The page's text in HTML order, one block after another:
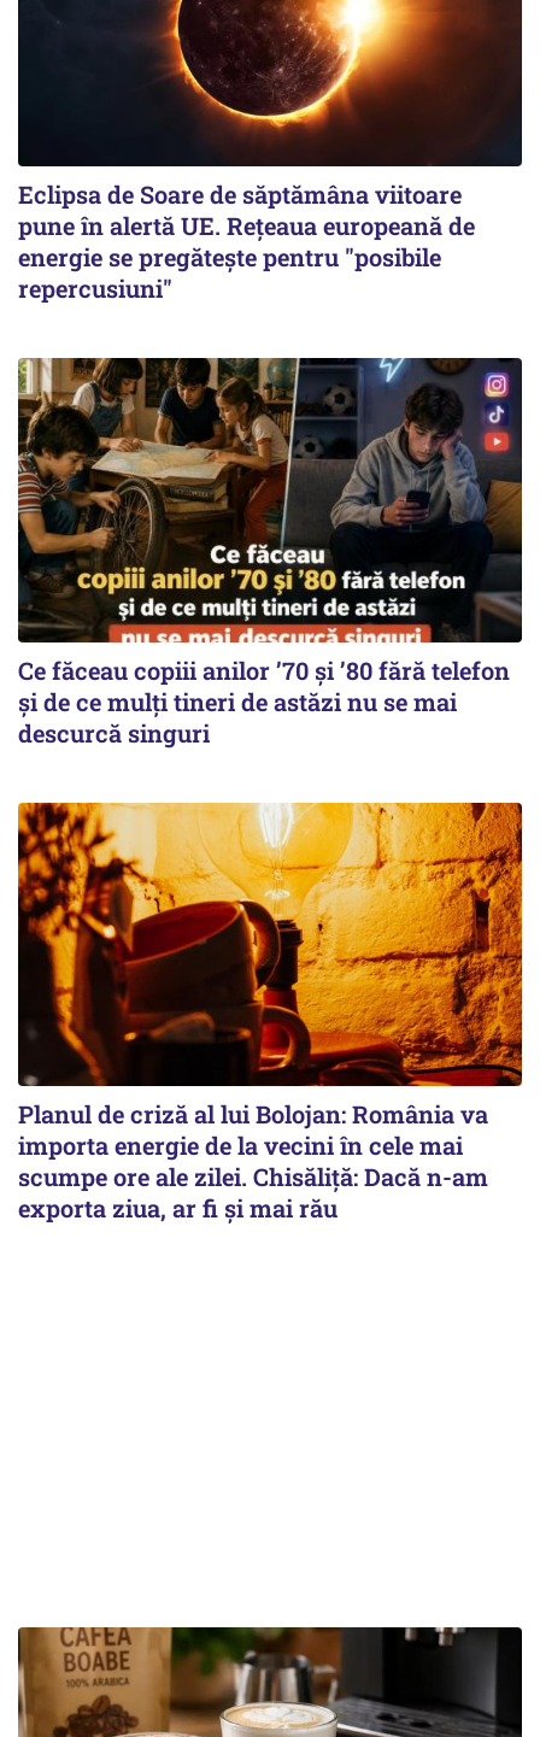
Eclipsa de Soare de săptămâna viitoare
pune în alertă UE. Rețeaua europeană de
energie se pregătește pentru "posibile
repercusiuni"
Ce făceau copiii anilor ’70 și ’80 fără telefon
și de ce mulți tineri de astăzi nu se mai
descurcă singuri
Planul de criză al lui Bolojan: România va
importa energie de la vecini în cele mai
scumpe ore ale zilei. Chisăliță: Dacă n-am
exporta ziua, ar fi și mai rău